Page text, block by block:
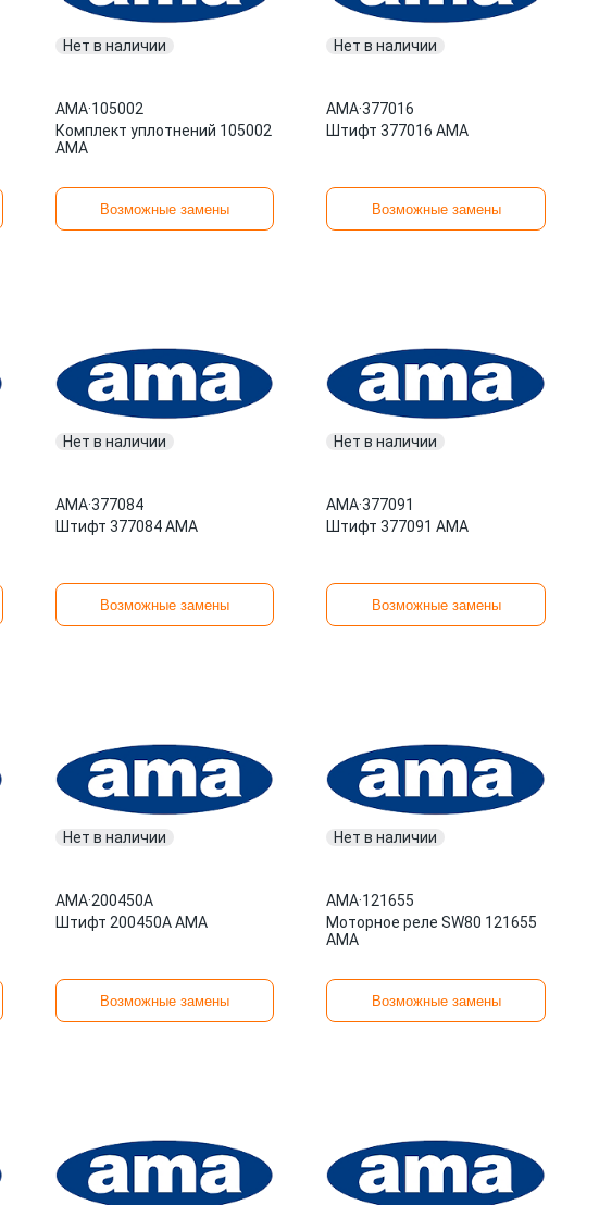
Нет в наличии
AMA·105002
Комплект уплотнений 105002
AMA
Возможные замены
Нет в наличии
AMA·377016
Штифт 377016 AMA
Возможные замены
Нет в наличии
AMA·377084
Штифт 377084 AMA
Возможные замены
Нет в наличии
AMA·377091
Штифт 377091 AMA
Возможные замены
Нет в наличии
AMA·200450A
Штифт 200450A AMA
Возможные замены
Нет в наличии
AMA·121655
Моторное реле SW80 121655
AMA
Возможные замены